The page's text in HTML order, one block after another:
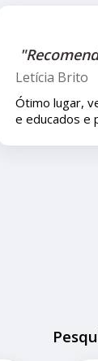
Isla Costa
Nos
eles pelo